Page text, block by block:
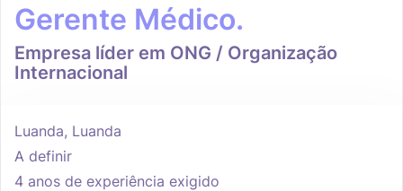
Gerente Médico.
Empresa líder em ONG / Organização
Internacional
Luanda, Luanda
A definir
4 anos de experiência exigido